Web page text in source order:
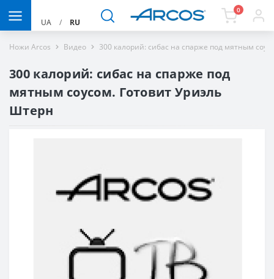
UA / RU
0
Ножи Arcos Видео 300 калорий: сибас на спарже под мятным
300 калорий: сибас на спарже под
мятным соусом. Готовит Уриэль
Штерн